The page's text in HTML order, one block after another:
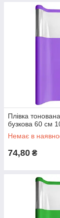
Плівка
бузкова 60 см
Немає в
74,80 ₴